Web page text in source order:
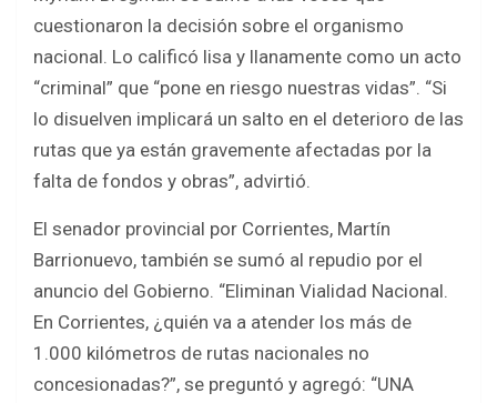
cuestionaron la decisión sobre el organismo
nacional. Lo calificó lisa y llanamente como un acto
“criminal” que “pone en riesgo nuestras vidas”. “Si
lo disuelven implicará un salto en el deterioro de las
rutas que ya están gravemente afectadas por la
falta de fondos y obras”, advirtió.
El senador provincial por Corrientes, Martín
Barrionuevo, también se sumó al repudio por el
anuncio del Gobierno. “Eliminan Vialidad Nacional.
En Corrientes, ¿quién va a atender los más de
1.000 kilómetros de rutas nacionales no
concesionadas?”, se preguntó y agregó: “UNA